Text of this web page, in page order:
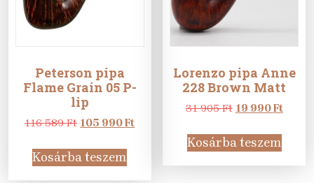
Peterson pipa
Flame Grain 05 P-
lip
116 589Ft Original
was:
116
105 990FtCurrent
Kosárba teszem
Lorenzo pipa Anne
228 Brown Matt
31 905Ft Original
was:
31
905 Ft.
19 990Ft
990
Kosárba teszem